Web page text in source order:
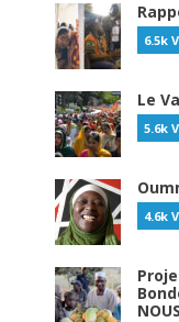
6.5k
Le
5.6k
4.6k